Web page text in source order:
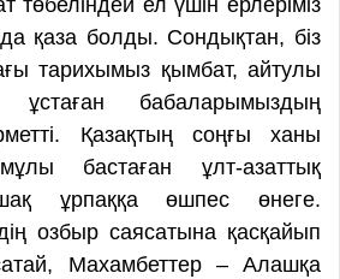
қаза болды. Сондықтан, біз
тарихымыз қымбат, айтулы
ұстаған бабаларымыздың
Қазақтың соңғы ханы
бастаған ұлт-азаттық
ұрпаққа өшпес өнеге.
озбыр саясатына қасқайып
Махамбеттер – Алашқа